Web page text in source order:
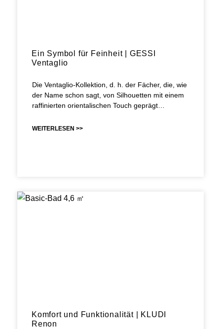
Ein Symbol für Feinheit | GESSI
Ventaglio
Die Ventaglio-Kollektion, d. h. der Fächer, die, wie
der Name schon sagt, von Silhouetten mit einem
raffinierten orientalischen Touch geprägt…
WEITERLESEN >>
Komfort und Funktionalität | KLUDI
Renon